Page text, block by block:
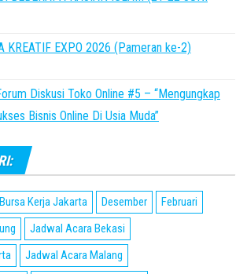
KREATIF EXPO 2026 (Pameran ke-2)
Diskusi Toko Online #5 – “Mengungkap
Bisnis Online Di Usia Muda”
Bursa Kerja Jakarta Desember
Februari
Jadwal Acara Bekasi
Jadwal Acara Malang